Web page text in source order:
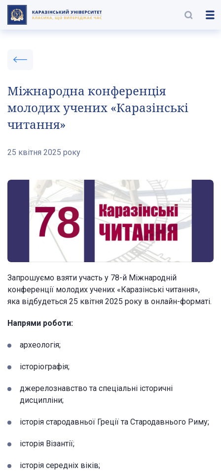
Міжнародна конференція
молодих учених «Каразінські
читання»
25 квітня 2025 року
Запрошуємо взяти участь у 78-й Міжнародній
конференції молодих учених «Каразінські читання»,
яка відбудеться 25 квітня 2025 року в онлайн-форматі.
Напрями роботи:
археологія;
історіографія;
джерелознавство та спеціальні історичні
дисципліни;
історія стародавньої Греції та Стародавнього Риму;
історія Візантії;
історія середніх віків;